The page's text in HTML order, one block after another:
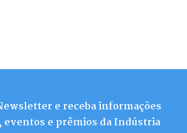
e receba informações
eventos e prêmios da Indústria